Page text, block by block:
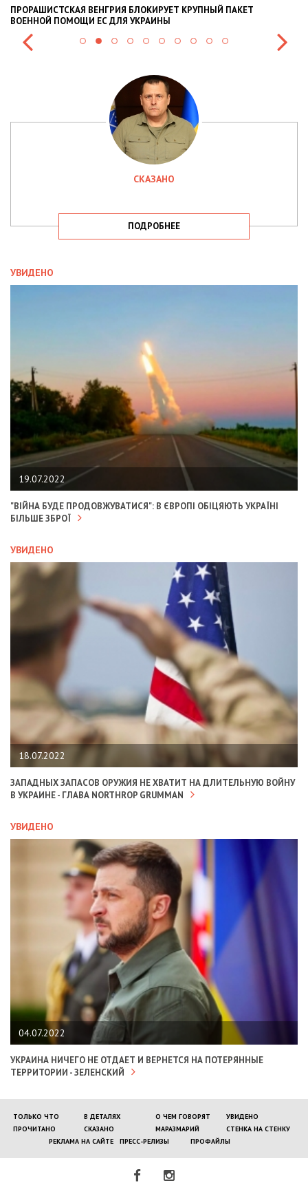
БЛОКИРУЕТ КРУПНЫЙ ПАКЕТ
ЕС ДЛЯ УКРАИНЫ
НАЦПОЛІЦІЯ ЛЯКАЄ
СКАЗАНО
ПОДРОБНЕЕ
УВИДЕНО
19.07.2022
"ВІЙНА БУДЕ ПРОДОВЖУВАТИСЯ": В ЄВРОПІ ОБІЦЯЮТЬ УКРАЇНІ
БІЛЬШЕ ЗБРОЇ
УВИДЕНО
18.07.2022
ЗАПАДНЫХ ЗАПАСОВ ОРУЖИЯ НЕ ХВАТИТ НА ДЛИТЕЛЬНУЮ ВОЙНУ
В УКРАИНЕ - ГЛАВА NORTHROP GRUMMAN
УВИДЕНО
04.07.2022
УКРАИНА НИЧЕГО НЕ ОТДАЕТ И ВЕРНЕТСЯ НА ПОТЕРЯННЫЕ
ТЕРРИТОРИИ - ЗЕЛЕНСКИЙ
ТОЛЬКО ЧТО В ДЕТАЛЯХ О ЧЕМ ГОВОРЯТ
УВИДЕНО
ПРОЧИТАНО
СКАЗАНО МАРАЗМАРИЙ
СТЕНКА НА СТЕНКУ
РЕКЛАМА НА САЙТЕ
ПРЕСС-РЕЛИЗЫ ПРОФАЙЛЫ